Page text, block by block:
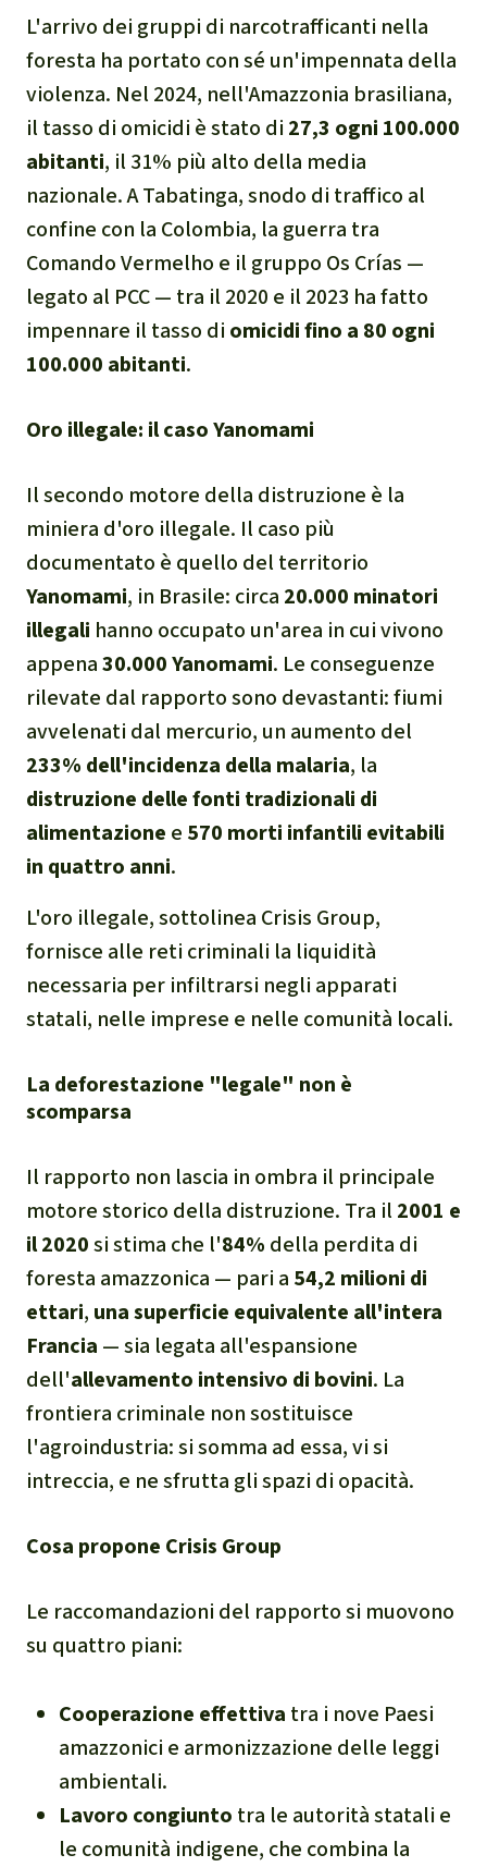
L'arrivo dei gruppi di narcotrafficanti nella
foresta ha portato con sé un'impennata della
violenza. Nel 2024, nell'Amazzonia brasiliana,
il tasso di omicidi è stato di 27,3 ogni 100.000
abitanti, il 31% più alto della media
nazionale. A Tabatinga, snodo di traffico al
confine con la Colombia, la guerra tra
Comando Vermelho e il gruppo Os Crías —
legato al PCC — tra il 2020 e il 2023 ha fatto
impennare il tasso di omicidi fino a 80 ogni
100.000 abitanti.
Oro illegale: il caso Yanomami
Il secondo motore della distruzione è la
miniera d'oro illegale. Il caso più
documentato è quello del territorio
Yanomami, in Brasile: circa 20.000 minatori
illegali hanno occupato un'area in cui vivono
appena30.000 Yanomami. Le conseguenze
rilevate dal rapporto sono devastanti: fiumi
avvelenati dal mercurio, un aumento del
233% dell'incidenza della malaria, la
distruzione delle fonti tradizionali di
alimentazione e 570 morti infantili evitabili
in quattro anni.
L'oro illegale, sottolinea Crisis Group,
fornisce alle reti criminali la liquidità
necessaria per infiltrarsi negli apparati
statali, nelle imprese e nelle comunità locali.
La deforestazione "legale" non è
scomparsa
Il rapporto non lascia in ombra il principale
motore storico della distruzione. Tra il 2001 e
il 2020si stima che l'84% della perdita di
foresta amazzonica — pari a 54,2 milioni di
ettari, una superficie equivalente all'intera
Francia — sia legata all'espansione
dell'allevamento intensivo di bovini. La
frontiera criminale non sostituisce
l'agroindustria: si somma ad essa, vi si
intreccia, e ne sfrutta gli spazi di opacità.
Cosa propone Crisis Group
Le raccomandazioni del rapporto si muovono
su quattro piani:
Cooperazione effettiva tra i nove Paesi
amazzonici e armonizzazione delle leggi
ambientali.
Lavoro congiunto tra le autorità statali e
le comunità indigene, che combina la